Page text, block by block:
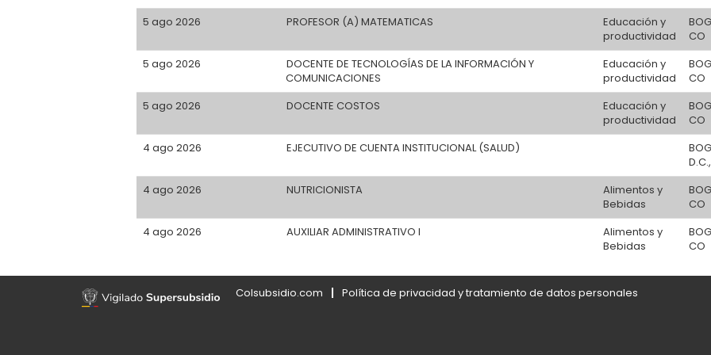
5 ago 2026
PROFESOR (A) MATEMATICAS
Educación y
productividad
CO
5 ago 2026
DOCENTE DE TECNOLOGÍAS DE LA INFORMACIÓN Y
COMUNICACIONES
Educación y
productividad
CO
5 ago 2026
DOCENTE COSTOS
Educación y
productividad
CO
4 ago 2026
EJECUTIVO DE CUENTA INSTITUCIONAL (SALUD)
4 ago 2026
NUTRICIONISTA
Alimentos y
Bebidas
CO
4 ago 2026
AUXILIAR ADMINISTRATIVO I
Alimentos y
Bebidas
CO
Colsubsidio.com Política de privacidad y tratamiento de datos personales